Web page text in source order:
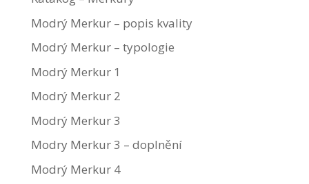
Modrý Merkur – popis kvality
Modrý Merkur – typologie
Modrý Merkur 1
Modrý Merkur 2
Modrý Merkur 3
Modry Merkur 3 – doplnění
Modrý Merkur 4